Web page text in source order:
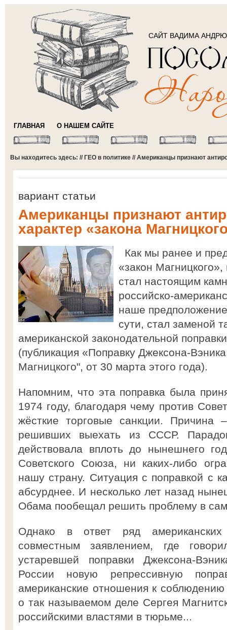
САЙТ ВАДИМА
ГЛАВНАЯ О НАШЕМ САЙТЕ
Вы находитесь здесь: // ГЕО в политике // Американцы признают
вариант статьи
Американцы признают
характер «закона
Как мы ранее и
«закон
стал настоящим
российско-
наше
сути, стал заменой
американской законодательной
(публикация «Поправку Джексона-
Магницкого", от 30 марта этого года).
Напомним, что эта поправка была
1974 году, благодаря чему против
жёсткие торговые санкции. Причина
решивших выехать из СССР.
действовала вплоть до нынешнего
Советского Союза, ни каких-либо
нашу страну. Ситуация с поправкой с
абсурднее. И несколько лет назад
Обама пообещал решить проблему в
Однако в ответ ряд
совместным заявлением, где
устаревшей поправки Джексона-
России новую репрессивную
американские отношения к
о так называемом деле Сергея
российскими властями в тюрьме...